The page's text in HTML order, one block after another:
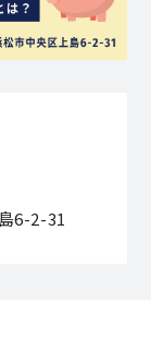
イト
6-2-31